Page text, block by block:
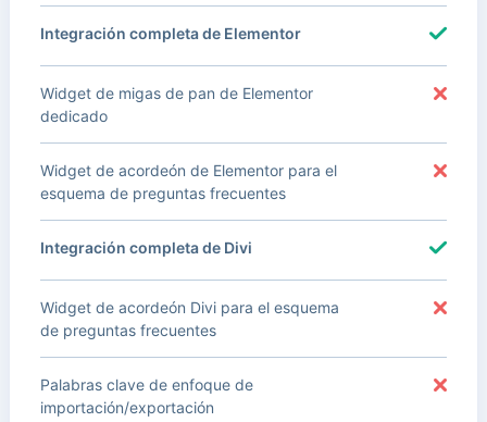
Integración completa de Elementor
Widget de migas de pan de Elementor
dedicado
Widget de acordeón de Elementor para el
esquema de preguntas frecuentes
Integración completa de Divi
Widget de acordeón Divi para el esquema
de preguntas frecuentes
Palabras clave de enfoque de
importación/exportación